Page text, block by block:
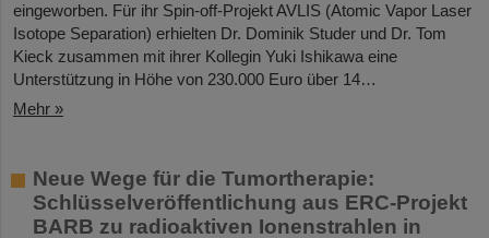
eingeworben. Für ihr Spin-off-Projekt AVLIS (Atomic Vapor Laser
Isotope Separation) erhielten Dr. Dominik Studer und Dr. Tom
Kieck zusammen mit ihrer Kollegin Yuki Ishikawa eine
Unterstützung in Höhe von 230.000 Euro über 14…
Mehr »
Neue Wege für die Tumortherapie:
Schlüsselveröffentlichung aus ERC-Projekt
BARB zu radioaktiven Ionenstrahlen in